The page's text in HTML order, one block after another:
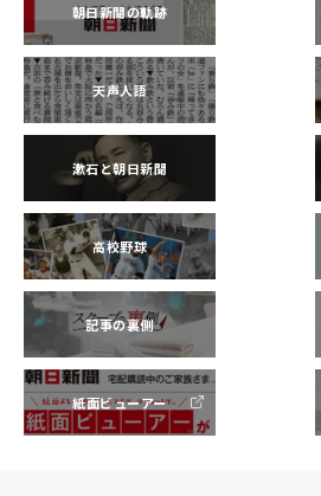
朝日新聞の軌跡
天声人語
漱石と朝日新聞
高校野球
記事の裏側
紙面ビューアー